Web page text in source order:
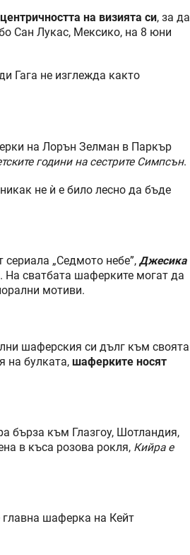
на визията си, за да
Сан Лукас, Мексико, на 8 юни
Гага не изглежда както
на Лорън Зелман в Паркър
години на сестрите Симпсън.
не ѝ е било лесно да бъде
„Седмото небе”, Джесика
сватбата шаферките могат да
мотиви.
шаферския си дълг към своята
на булката, шаферките носят
бърза към Глазгоу, Шотландия,
в къса розова рокля, Кийра е
главна шаферка на Кейт